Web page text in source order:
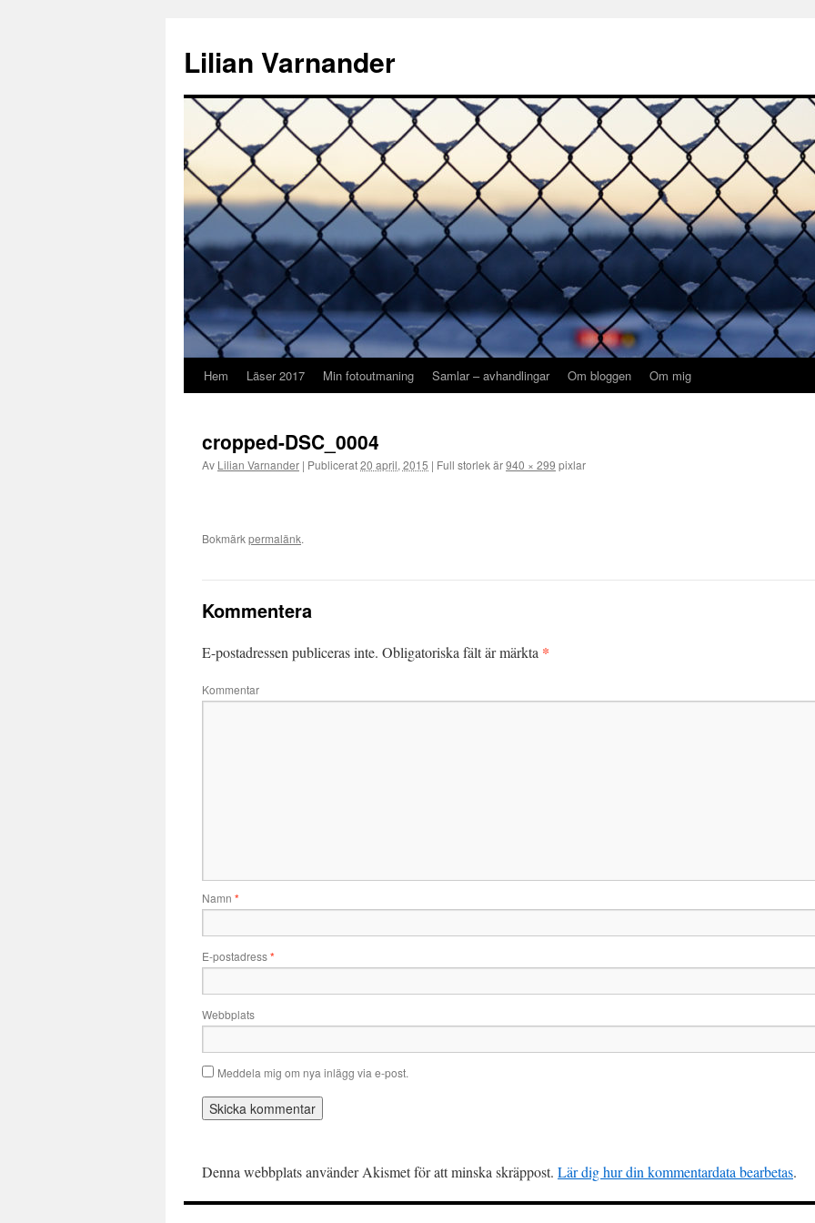
Lilian Varnander
Gå
innehåll
Hem Läser 2017 Min fotoutmaning Samlar – avhandlingar Om bloggen Om mig
cropped-DSC_0004
Av Lilian Varnander | Publicerat20 april, 2015 | Full storlek är940 × 299 pixlar
Bokmärkpermalänk.
Kommentera
E-postadressen publiceras inte. Obligatoriska fält är märkta *
Kommentar
Namn *
E-postadress*
Webbplats
Meddela mig om nya inlägg via e-post.
Denna webbplats använder Akismet för att minska skräppost. Lär dig hur din kommentardata bearbetas.